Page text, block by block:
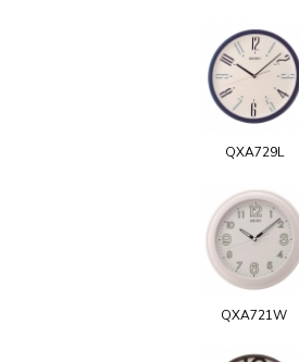
QXA729L
QXA721W